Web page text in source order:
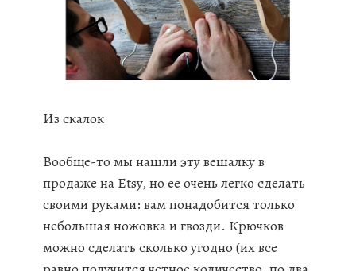
Из скалок
Вообще-то мы нашли эту вешалку в
продаже на Etsy, но ее очень легко сделать
своими руками: вам понадобится только
небольшая ножовка и гвозди. Крючков
можно сделать сколько угодно (их все